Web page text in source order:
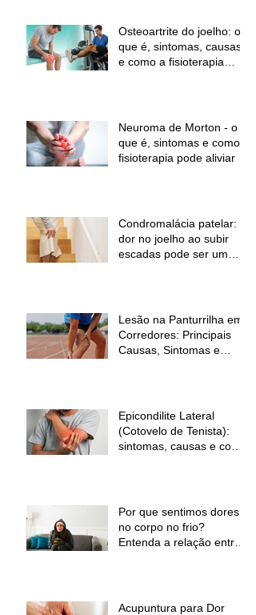
Osteoartrite do joelho: o
que é, sintomas, causas
e como a fisioterapia
Neuroma de Morton - o
que é, sintomas e como a
fisioterapia pode aliviar a
Condromalácia patelar:
dor no joelho ao subir
escadas pode ser um
Lesão na Panturrilha em
Corredores: Principais
Causas, Sintomas e
Epicondilite Lateral
(Cotovelo de Tenista):
sintomas, causas e como
Por que sentimos dores
no corpo no frio?
Entenda a relação entre
Acupuntura para Dor